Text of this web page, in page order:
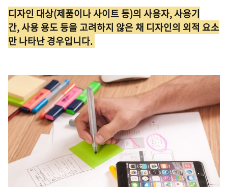
디자인 대상(제품이나 사이트 등)의 사용자, 사용기
간, 사용 용도 등을 고려하지 않은 채 디자인의 외적 요소
만 나타난 경우입니다.